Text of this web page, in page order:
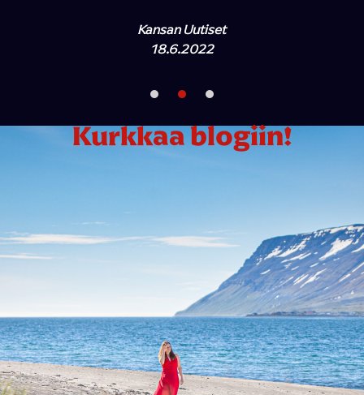
Kansan Uutiset
18.6.2022
Kurkkaa blogiin!